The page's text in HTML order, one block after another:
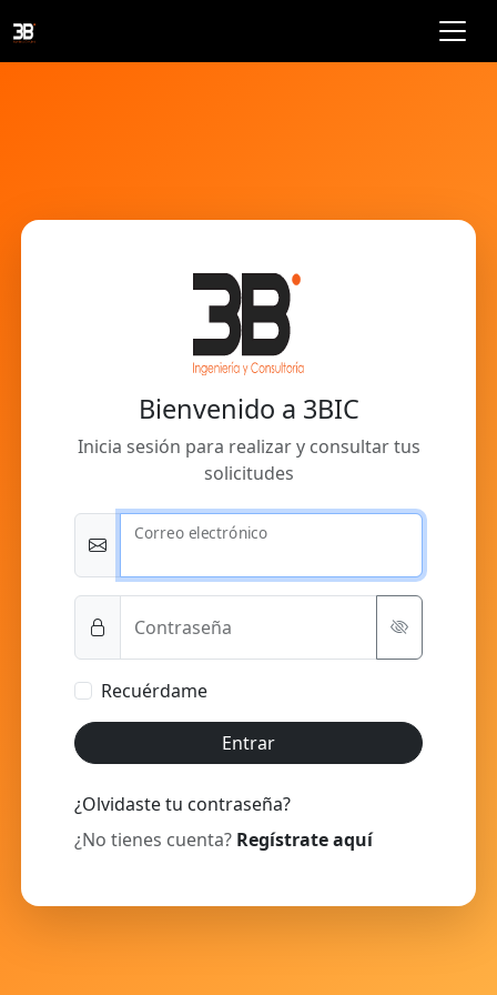
Bienvenido a 3BIC
Inicia sesión para realizar y consultar tus
solicitudes
Correo electrónico
Contraseña
Recuérdame
Entrar
¿Olvidaste tu contraseña?
¿No tienes cuenta? Regístrate aquí